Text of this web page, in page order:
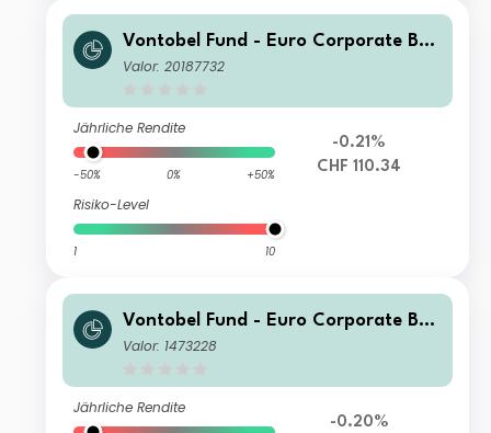
Vontobel Fund - Euro Corporate Bon
d H (hedged) CHF Cap
Valor: 20187732
Jährliche Rendite
-50% 0% +50%
Risiko-Level
1 10
-0.21%
CHF 110.34
Vontobel Fund - Euro Corporate Bon
d B EUR Cap
Valor: 1473228
Jährliche Rendite
-0.20%